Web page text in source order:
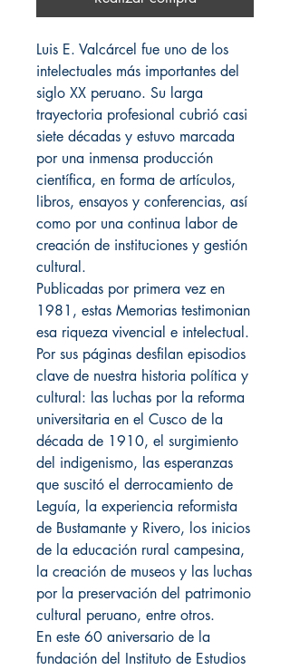
Luis E. Valcárcel fue uno de los
intelectuales más importantes del
siglo XX peruano. Su larga
trayectoria profesional cubrió casi
siete décadas y estuvo marcada
por una inmensa producción
científica, en forma de artículos,
libros, ensayos y conferencias, así
como por una continua labor de
creación de instituciones y gestión
cultural.
Publicadas por primera vez en
1981, estas Memorias testimonian
esa riqueza vivencial e intelectual.
Por sus páginas desfilan episodios
clave de nuestra historia política y
cultural: las luchas por la reforma
universitaria en el Cusco de la
década de 1910, el surgimiento
del indigenismo, las esperanzas
que suscitó el derrocamiento de
Leguía, la experiencia reformista
de Bustamante y Rivero, los inicios
de la educación rural campesina,
la creación de museos y las luchas
por la preservación del patrimonio
cultural peruano, entre otros.
En este 60 aniversario de la
fundación del Instituto de Estudios